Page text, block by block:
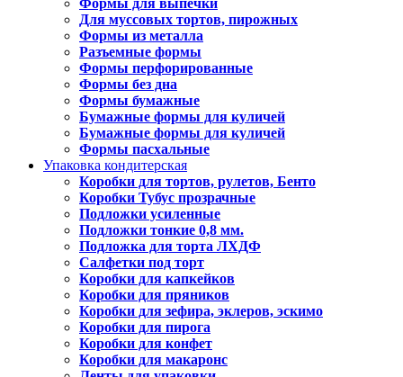
Формы для выпечки
Для муссовых тортов, пирожных
Формы из металла
Разъемные формы
Формы перфорированные
Формы без дна
Формы бумажные
Бумажные формы для куличей
Бумажные формы для куличей
Формы пасхальные
Упаковка кондитерская
Коробки для тортов, рулетов, Бенто
Коробки Тубус прозрачные
Подложки усиленные
Подложки тонкие 0,8 мм.
Подложка для торта ЛХДФ
Салфетки под торт
Коробки для капкейков
Коробки для пряников
Коробки для зефира, эклеров, эскимо
Коробки для пирога
Коробки для конфет
Коробки для макаронс